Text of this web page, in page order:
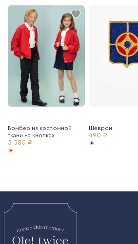
Бомбер из костюмной
ткани на кнопках
5 580 ₽
Шеврон
490 ₽